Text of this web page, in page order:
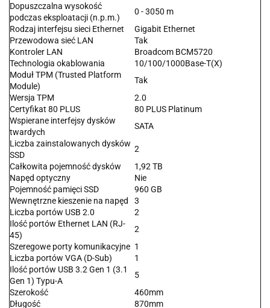
Dopuszczalna wysokość
podczas eksploatacji (n.p.m.)
0 - 3050 m
Rodzaj interfejsu sieci Ethernet
Gigabit Ethernet
Przewodowa sieć LAN
Tak
Kontroler LAN
Broadcom BCM5720
Technologia okablowania
10/100/1000Base-T(X)
Moduł TPM (Trusted Platform
Module)
Tak
Wersja TPM
2.0
Certyfikat 80 PLUS
80 PLUS Platinum
Wspierane interfejsy dysków
twardych
SATA
Liczba zainstalowanych dysków
SSD
2
Całkowita pojemność dysków
1,92 TB
Napęd optyczny
Nie
Pojemność pamięci SSD
960 GB
Wewnętrzne kieszenie na napęd
3
Liczba portów USB 2.0
2
Ilość portów Ethernet LAN (RJ-
45)
2
Szeregowe porty komunikacyjne 1
Liczba portów VGA (D-Sub)
1
Ilość portów USB 3.2 Gen 1 (3.1
Gen 1) Typu-A
5
Szerokość
460mm
Długość
870mm